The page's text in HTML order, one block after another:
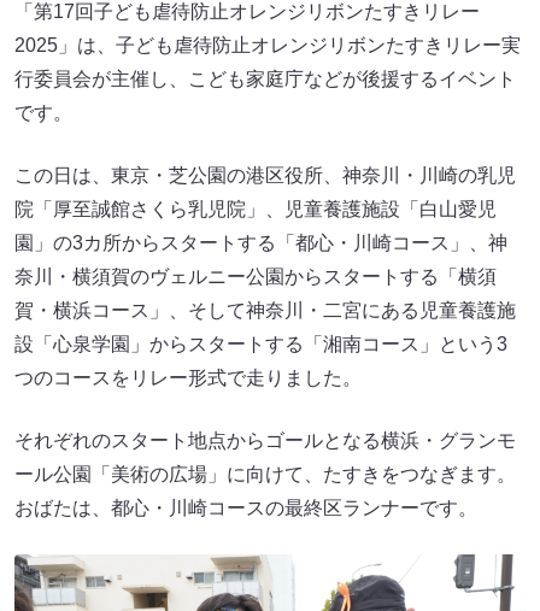
「第17回子ども虐待防止オレンジリボンたすきリレー
2025」は、子ども虐待防止オレンジリボンたすきリレー実
行委員会が主催し、こども家庭庁などが後援するイベント
です。
この日は、東京・芝公園の港区役所、神奈川・川崎の乳児
院「厚至誠館さくら乳児院」、児童養護施設「白山愛児
園」の3カ所からスタートする「都心・川崎コース」、神
奈川・横須賀のヴェルニー公園からスタートする「横須
賀・横浜コース」、そして神奈川・二宮にある児童養護施
設「心泉学園」からスタートする「湘南コース」という3
つのコースをリレー形式で走りました。
それぞれのスタート地点からゴールとなる横浜・グランモ
ール公園「美術の広場」に向けて、たすきをつなぎます。
おばたは、都心・川崎コースの最終区ランナーです。